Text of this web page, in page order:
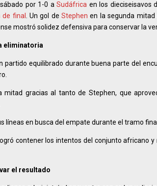
por 1-0 aSudáfrica en los dieciseisavos
de final . Un gol deStephen en la segunda
mostró solidez defensiva para conservar la
eliminatoria
partido equilibrado durante buena parte del
mitad gracias al tanto de Stephen, que
líneas en busca del empate durante el tramo
contener los intentos del conjunto africano
el resultado